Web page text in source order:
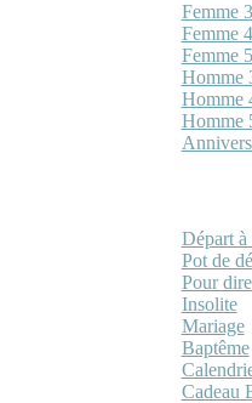
Femme
Femme
Femme
Homme
Homme
Homme
Départ à
Pot de
Pour
Insolite
Mariage
Baptême
Cadeau